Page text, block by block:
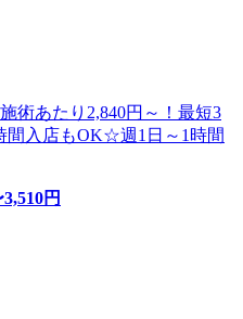
術あたり2,840円～！最短3
入店もOK☆週1日～1時間
3,510円